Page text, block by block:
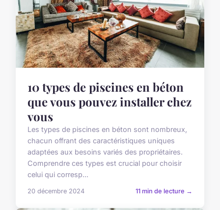
10 types de piscines en béton
que vous pouvez installer chez
vous
Les types de piscines en béton sont nombreux,
chacun offrant des caractéristiques uniques
adaptées aux besoins variés des propriétaires.
Comprendre ces types est crucial pour choisir
celui qui corresp...
20 décembre 2024 11 min de lecture →